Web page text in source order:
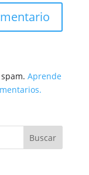
Aprende